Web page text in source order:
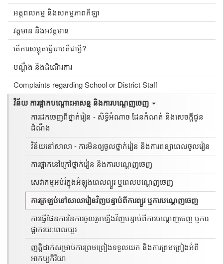
អត្តពលកម្ម និងសកម្មភាពកីឡា
វត្តមាន និងអវត្តមាន
តើការសម្លុតធ្វើបាបគឺជាអ្វី?
បណ្ដឹង និងដំណើរការ
Complaints regarding School or District Staff
វិន័យ ការផ្អាកបណ្តោះអាសន្ន និងការបណ្តេញចេញ
ការដកចេញពីថ្នាក់រៀន - សិទ្ធិអំណាច ដែនកំណត់ និងសេចក្តីជូន
ដំណឹង
វិន័យនៅសាលា - ការមិនឲ្យចូលថ្នាក់រៀន និងការពន្យាពេលចូលរៀន
ការផ្អាកនៅក្រៅថ្នាក់រៀន និងការបណ្តេញចេញ
សេវាកម្មអប់រំក្នុងអំឡុងពេលព្យួរ ឬពេលបណ្តេញចេញ
ការត្រឡប់ទៅសាលារៀនវិញបន្ទាប់ពីការព្យួរ ឬការបណ្តេញចេញ
ការធ្វើផែនការនៃការចូលរួមឡើងវិញបន្ទាប់ពីការបណ្តេញចេញ ឬការ
ផ្អាករយៈពេលយូរ
ញត្តិដាក់សម្រាប់ការព្រមព្រៀងទទួលយក និងការព្រមព្រៀងអំពី
អាកប្បកិរិយា